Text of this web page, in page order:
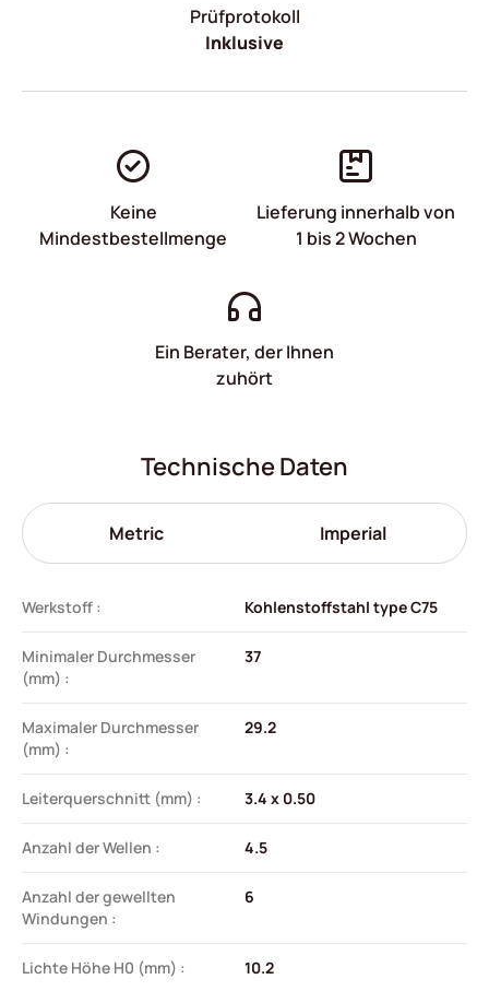
Prüfprotokoll
Inklusive
Keine
Mindestbestellmenge
Lieferung innerhalb von
1 bis 2 Wochen
Ein Berater, der Ihnen
zuhört
Technische Daten
Metric Imperial
Werkstoff : Kohlenstoffstahl type C75
Minimaler Durchmesser
(mm) :
37
Maximaler Durchmesser
(mm) :
29.2
Leiterquerschnitt (mm) : 3.4 x 0.50
Anzahl der Wellen : 4.5
Anzahl der gewellten
Windungen :
6
Lichte Höhe H0 (mm) : 10.2